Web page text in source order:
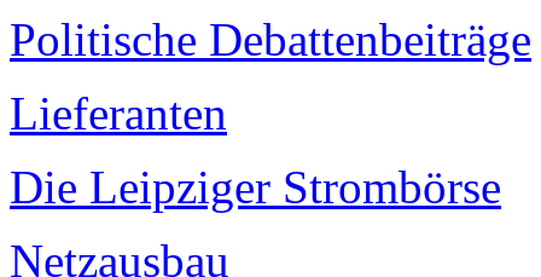
Politische Debattenbeiträge
Lieferanten
Die Leipziger Strombörse
Netzausbau